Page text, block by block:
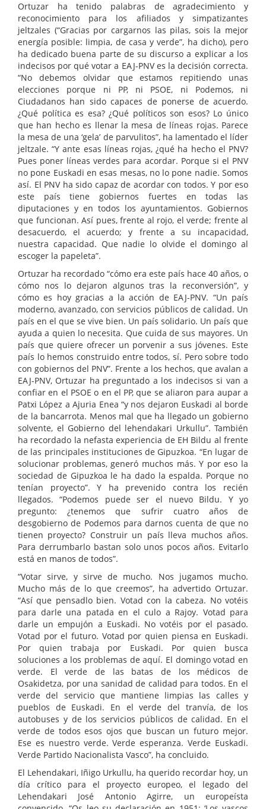
Ortuzar ha tenido palabras de agradecimiento y
reconocimiento para los afiliados y simpatizantes
jeltzales (“Gracias por cargarnos las pilas, sois la mejor
energía posible: limpia, de casa y verde”, ha dicho), pero
ha dedicado buena parte de su discurso a explicar a los
indecisos por qué votar a EAJ-PNV es la decisión correcta.
“No debemos olvidar que estamos repitiendo unas
elecciones porque ni PP, ni PSOE, ni Podemos, ni
Ciudadanos han sido capaces de ponerse de acuerdo.
¿Qué política es esa? ¿Qué políticos son esos? Lo único
que han hecho es llenar la mesa de líneas rojas. Parece
la mesa de una ‘gela’ de parvulitos”, ha lamentado el líder
jeltzale. “Y ante esas líneas rojas, ¿qué ha hecho el PNV?
Pues poner líneas verdes para acordar. Porque si el PNV
no pone Euskadi en esas mesas, no lo pone nadie. Somos
así. El PNV ha sido capaz de acordar con todos. Y por eso
este país tiene gobiernos fuertes en todas las
diputaciones y en todos los ayuntamientos. Gobiernos
que funcionan. Así pues, frente al rojo, el verde; frente al
desacuerdo, el acuerdo; y frente a su incapacidad,
nuestra capacidad. Que nadie lo olvide el domingo al
escoger la papeleta”.
Ortuzar ha recordado “cómo era este país hace 40 años, o
cómo nos lo dejaron algunos tras la reconversión”, y
cómo es hoy gracias a la acción de EAJ-PNV. “Un país
moderno, avanzado, con servicios públicos de calidad. Un
país en el que se vive bien. Un país solidario. Un país que
ayuda a quien lo necesita. Que cuida de sus mayores. Un
país que quiere ofrecer un porvenir a sus jóvenes. Este
país lo hemos construido entre todos, sí. Pero sobre todo
con gobiernos del PNV”. Frente a los hechos, que avalan a
EAJ-PNV, Ortuzar ha preguntado a los indecisos si van a
confiar en el PSOE o en el PP, que se aliaron para aupar a
Patxi López a Ajuria Enea “y nos dejaron Euskadi al borde
de la bancarrota. Menos mal que ha llegado un gobierno
solvente, el Gobierno del lehendakari Urkullu”. También
ha recordado la nefasta experiencia de EH Bildu al frente
de las principales instituciones de Gipuzkoa. “En lugar de
solucionar problemas, generó muchos más. Y por eso la
sociedad de Gipuzkoa le ha dado la espalda. Porque no
tenían proyecto”. Y ha prevenido contra los recién
llegados. “Podemos puede ser el nuevo Bildu. Y yo
pregunto: ¿tenemos que sufrir cuatro años de
desgobierno de Podemos para darnos cuenta de que no
tienen proyecto? Construir un país lleva muchos años.
Para derrumbarlo bastan solo unos pocos años. Evitarlo
está en manos de todos”.
“Votar sirve, y sirve de mucho. Nos jugamos mucho.
Mucho más de lo que creemos”, ha advertido Ortuzar.
“Así que pensadlo bien. Votad con la cabeza. No votéis
para darle una patada en el culo a Rajoy. Votad para
darle un empujón a Euskadi. No votéis por el pasado.
Votad por el futuro. Votad por quien piensa en Euskadi.
Por quien trabaja por Euskadi. Por quien busca
soluciones a los problemas de aquí. El domingo votad en
verde. El verde de las batas de los médicos de
Osakidetza, por una sanidad de calidad para todos. En el
verde del servicio que mantiene limpias las calles y
pueblos de Euskadi. En el verde del tranvía, de los
autobuses y de los servicios públicos de calidad. En el
verde de todos esos ojos que buscan un futuro mejor.
Ese es nuestro verde. Verde esperanza. Verde Euskadi.
Verde Partido Nacionalista Vasco”, ha concluido.
El Lehendakari, Iñigo Urkullu, ha querido recordar hoy, un
día crítico para el proyecto europeo, el legado del
Lehendakari José Antonio Agirre, un europeísta